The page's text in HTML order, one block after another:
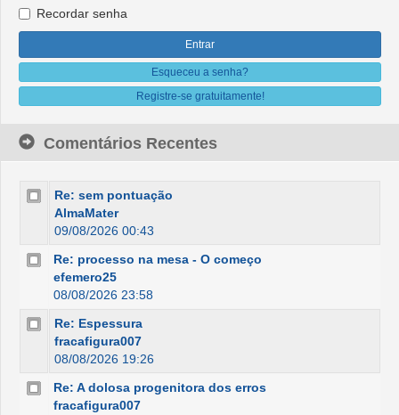
Recordar senha
Esqueceu a senha?
Registre-se gratuitamente!
Comentários Recentes
Re: sem pontuação
AlmaMater
09/08/2026 00:43
Re: processo na mesa - O começo
efemero25
08/08/2026 23:58
Re: Espessura
fracafigura007
08/08/2026 19:26
Re: A dolosa progenitora dos erros
fracafigura007